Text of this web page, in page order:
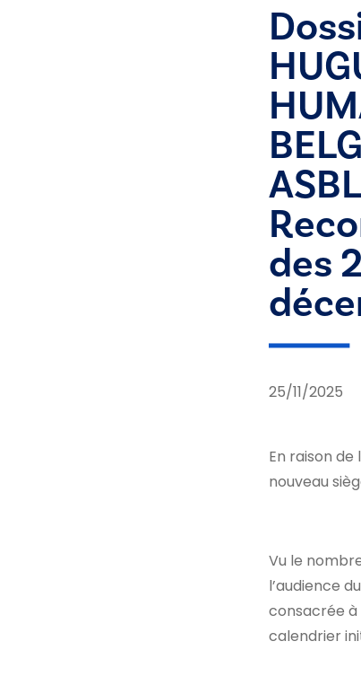
des
25/11/2025
En raison
nouveau
Vu le
l’audience
consacrée à
calendrier